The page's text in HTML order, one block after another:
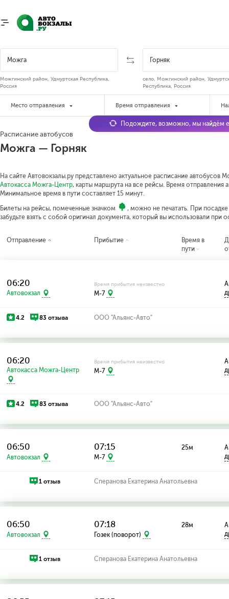
Можгинский район, Удмуртская Республика,
Россия
село, Можгинский район,
Республика, Россия
Место отправления Время отправления
Расписание автобусов
Можга — Горняк
На сайте Автовокзалы.ру представлено актуальное расписание автобусов
Автокасса Можга-Центр, карты маршрута на все рейсы. Время отправления
Минимальное время в пути составляет 15 минут.
Билеты на рейсы, помеченные значком
, можно не печатать. При
забудьте взять с собой оригинал документа, который вы использовали при
Подождите, возможно, мы найдём
Отправление Прибытие
Время в
пути
06:20
Автовокзал
Время прибытия неизвестно
M-7
4.2 83 отзыва ООО "Альянс-Авто"
06:20
Автокасса Можга-Центр
Время прибытия неизвестно
M-7
4.2 83 отзыва ООО "Альянс-Авто"
06:50
Автовокзал
07:15
M-7
25м
1 отзыв Сперанова Екатерина Анатольевна
06:50
Автовокзал
07:18
Гозек (поворот)
28м
1 отзыв Сперанова Екатерина Анатольевна